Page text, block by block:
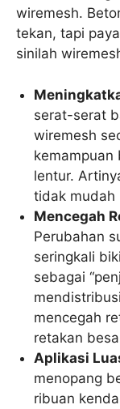
wiremesh.
tekan, tapi
sinilah
serat-serat
wiremesh
kemampuan
lentur.
tidak mudah
Mencegah
Perubahan
seringkali
sebagai
mencegah
retakan
Aplikasi
menopang
ribuan